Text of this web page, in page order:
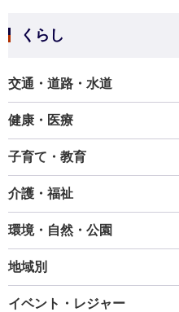
くらし
交通・道路・水道
健康・医療
子育て・教育
介護・福祉
環境・自然・公園
地域別
イベント・レジャー